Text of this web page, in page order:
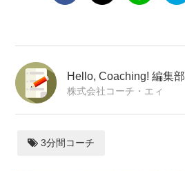
Hello, Coaching! 編集部
株式会社コーチ・エィ
3分間コーチ